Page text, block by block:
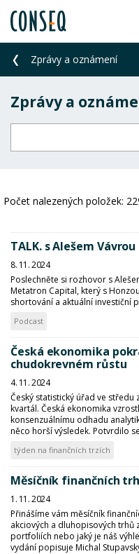
Zprávy a oznámení
Zprávy a
Počet nalezených položek:
TALK. s Alešem Vávrou
8. 11. 2024
Poslechněte si rozhovor s
Metatron Capital, který s
shortování a aktuální investiční
Podcast
Česká ekonomika
chudokrevném růstu
4. 11. 2024
Český statistický úřad ve
kvartál. Česká ekonomika
konsenzuálnímu odhadu
něco horší výsledek. Potvrdilo
týden na finančních trzích
Měsíčník finančních
1. 11. 2024
Přinášíme vám měsíčník
akciových a dluhopisových trhů
portfoliích nebo jaký je náš
vydání popisuje Michal